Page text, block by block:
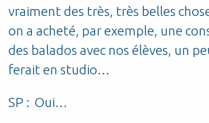
vraiment des très, très belles
on a acheté, par exemple, une
des balados avec nos élèves, un
ferait en studio…
SP : Oui…